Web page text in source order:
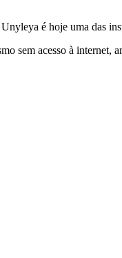
é hoje uma das
sem acesso à